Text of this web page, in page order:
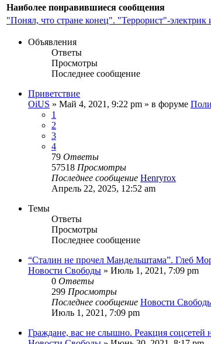
Наиболее понравившиеся сообщения
"Понял, что стране конец". "Террорист"-электрик
Объявления
Ответы
Просмотры
Последнее сообщение
Приветствие
OiUS » Май 4, 2021, 9:22 pm » в форуме
1
2
3
4
79 Ответы
57518 Просмотры
Последнее сообщение Henryrox
Апрель 22, 2025, 12:52 am
Темы
Ответы
Просмотры
Последнее сообщение
“Сталин не прочел Мандельштама”. Глеб
Новости Свободы » Июль 1, 2021, 7:09 pm
0 Ответы
299 Просмотры
Последнее сообщение Новости
Июль 1, 2021, 7:09 pm
Граждане, вас не слышно. Реакция